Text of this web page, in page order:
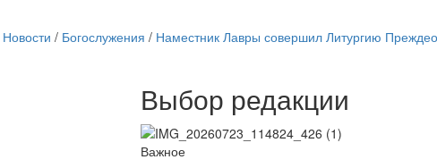
Онлайн трансляции
12 сентября 2015
12 сентября 2015Название трансляции
12 сентября 2015
Новости / Богослужения / Наместник Лавры совершил Литургию
Выбор редакции
Важное